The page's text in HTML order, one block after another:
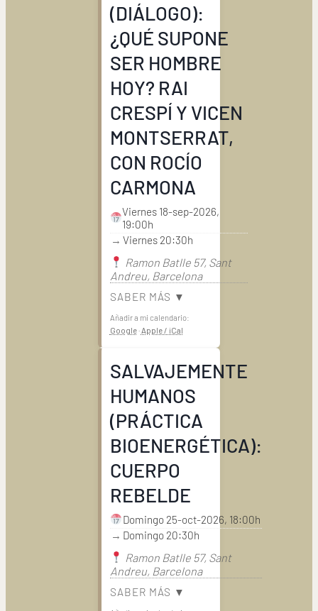
(DIÁLOGO):
¿QUÉ SUPONE
SER HOMBRE
HOY? RAI
CRESPÍ Y VICEN
MONTSERRAT,
CON ROCÍO
CARMONA
Viernes 18-sep-2026,
19:00h
→ Viernes 20:30h
Ramon Batlle 57, Sant
Andreu, Barcelona
SABER MÁS ▼
Añadir a mi calendario:
Google· Apple / iCal
SALVAJEMENTE
HUMANOS
(PRÁCTICA
BIOENERGÉTICA):
CUERPO
REBELDE
Domingo 25-oct-2026, 18:00h
→ Domingo 20:30h
Ramon Batlle 57, Sant
Andreu, Barcelona
SABER MÁS ▼